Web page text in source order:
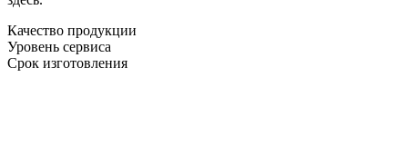
Качество продукции
Уровень сервиса
Срок изготовления